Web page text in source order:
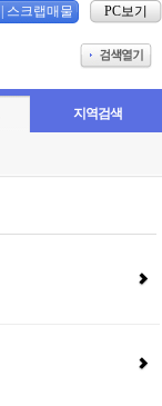
스크랩매물 PC보기
지역검색